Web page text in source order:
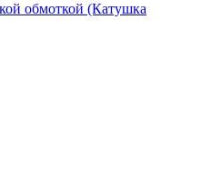
обмоткой (Катушка